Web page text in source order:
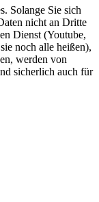
Solange Sie sich
nicht an Dritte
Dienst (Youtube,
noch alle heißen),
werden von
sicherlich auch für